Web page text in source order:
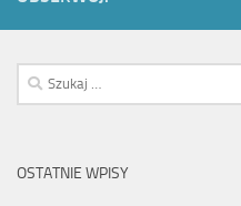
Szukaj:
OSTATNIE WPISY